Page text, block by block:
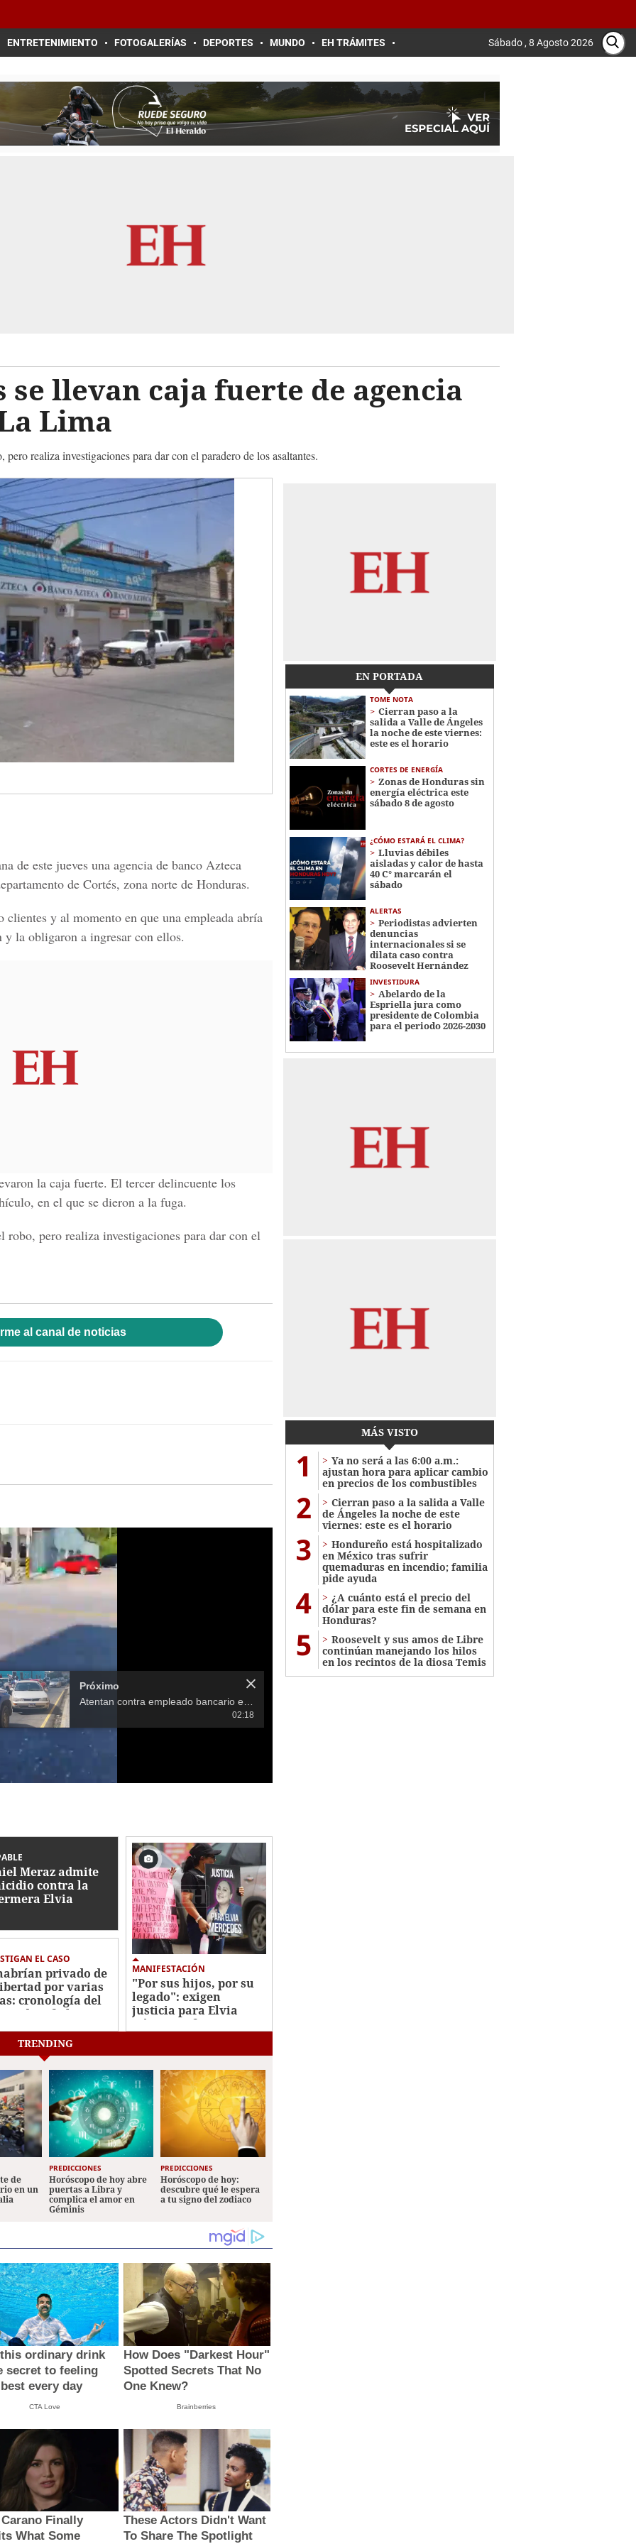
ENTRETENIMIENTO FOTOGALERÍAS DEPORTES MUNDO EH TRÁMITES Sábado , 8 Agosto 2026
se llevan caja fuerte de agencia
Lima
realiza investigaciones para dar con el paradero de los asaltantes.
de este jueves una agencia de banco Azteca
de Cortés, zona norte de Honduras.
y al momento en que una empleada abría
y la obligaron a ingresar con ellos.
la caja fuerte. El tercer delincuente los
en el que se dieron a la fuga.
pero realiza investigaciones para dar con el
al canal de noticias
Próximo
02:18
Meraz admite
contra la
Elvia
EL CASO
privado de
por varias
cronología del
de Jafeth Pozo
MANIFESTACIÓN
"Por sus hijos, por su
legado": exigen
justicia para Elvia
Gómez, enfermera
EN PORTADA
TOME NOTA
Cierran paso a la
salida a Valle de Ángeles
la noche de este viernes:
este es el horario
CORTES DE ENERGÍA
Zonas de Honduras sin
energía eléctrica este
sábado 8 de agosto
¿CÓMO ESTARÁ EL CLIMA?
Lluvias débiles
aisladas y calor de hasta
40 C° marcarán el
sábado
ALERTAS
Periodistas advierten
denuncias
internacionales si se
dilata caso contra
Roosevelt Hernández
INVESTIDURA
Abelardo de la
Espriella jura como
presidente de Colombia
para el periodo 2026-2030
MÁS VISTO
1
Ya no será a las 6:00 a.m.:
ajustan hora para aplicar cambio
en precios de los combustibles
2
Cierran paso a la salida a Valle
de Ángeles la noche de este
viernes: este es el horario
3
Hondureño está hospitalizado
en México tras sufrir
quemaduras en incendio; familia
pide ayuda
4
¿A cuánto está el precio del
dólar para este fin de semana en
Honduras?
5
Roosevelt y sus amos de Libre
continúan manejando los hilos
en los recintos de la diosa Temis
TRENDING
de
en un
PREDICCIONES
Horóscopo de hoy abre
puertas a Libra y
complica el amor en
Géminis
PREDICCIONES
Horóscopo de hoy:
descubre qué le espera
a tu signo del zodiaco
ordinary drink
secret to feeling
every day
CTA Love
How Does "Darkest Hour"
Spotted Secrets That No
One Knew?
Brainberries
Finally
What Some
These Actors Didn't Want
To Share The Spotlight